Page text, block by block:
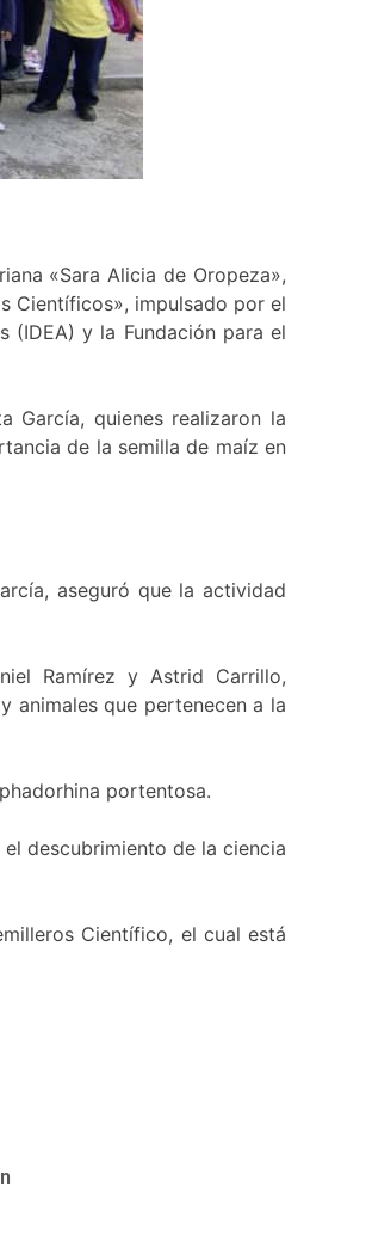
«Sara Alicia de Oropeza»,
Científicos», impulsado por el
(IDEA) y la Fundación para el
quienes realizaron la
de la semilla de maíz en
aseguró que la actividad
Ramírez y Astrid Carrillo,
animales que pertenecen a la
portentosa.
descubrimiento de la ciencia
Científico, el cual está